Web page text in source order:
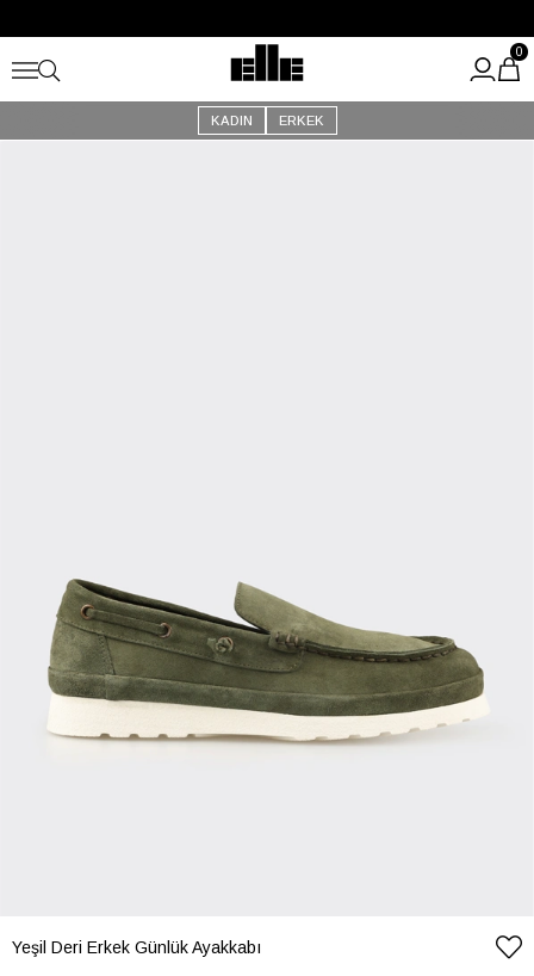
Kargo Ücretsiz!
KADIN ERKEK
0
Yeşil Deri Erkek Günlük Ayakkabı